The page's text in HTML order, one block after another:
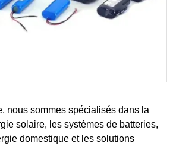
nous sommes spécialisés dans la
solaire, les systèmes de batteries,
domestique et les solutions